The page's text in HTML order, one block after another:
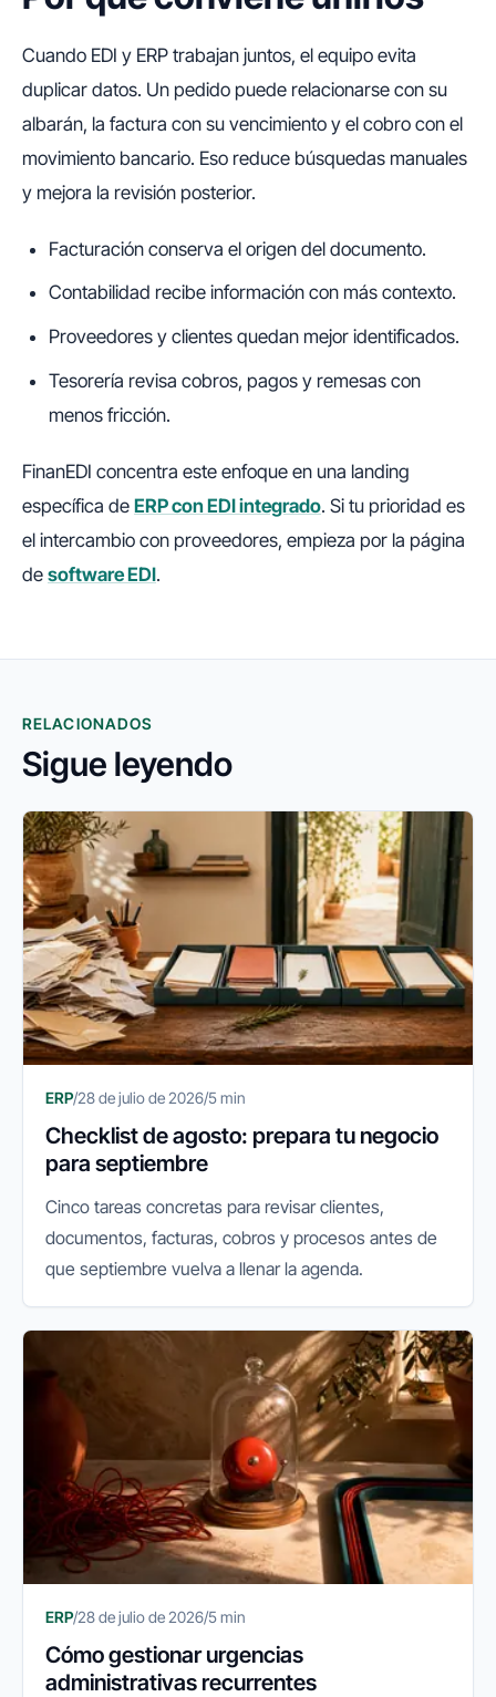
Cuando EDI y ERP trabajan juntos, el equipo evita
duplicar datos. Un pedido puede relacionarse con su
albarán, la factura con su vencimiento y el cobro con el
movimiento bancario. Eso reduce búsquedas manuales
y mejora la revisión posterior.
Facturación conserva el origen del documento.
Contabilidad recibe información con más contexto.
Proveedores y clientes quedan mejor identificados.
Tesorería revisa cobros, pagos y remesas con
menos fricción.
FinanEDI concentra este enfoque en una landing
específica de ERP con EDI integrado. Si tu prioridad es
el intercambio con proveedores, empieza por la página
de software EDI.
RELACIONADOS
Sigue leyendo
ERP/28 de julio de 2026/5 min
Checklist de agosto: prepara tu negocio
para septiembre
Cinco tareas concretas para revisar clientes,
documentos, facturas, cobros y procesos antes de
que septiembre vuelva a llenar la agenda.
ERP/28 de julio de 2026/5 min
Cómo gestionar urgencias
administrativas recurrentes